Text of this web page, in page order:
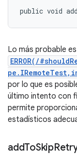
public void
Lo más probable
ERROR(/
por lo que es
último intento con
permite
estadísticos
addToSkip